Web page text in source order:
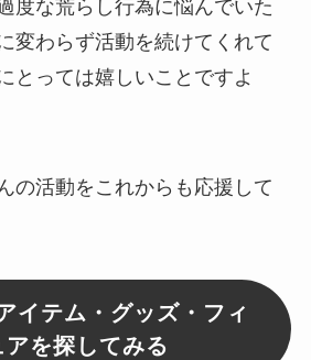
度な荒らし行為に悩んでいた
変わらず活動を続けてくれて
とっては嬉しいことですよ
の活動をこれからも応援して
イテム・グッズ・フィ
アを探してみる